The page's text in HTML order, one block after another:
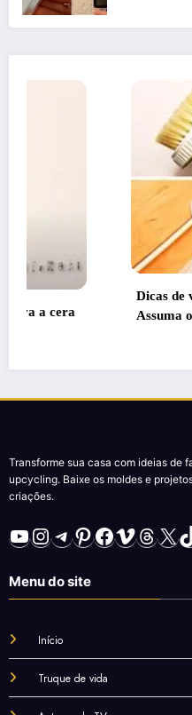
Dicas de vida de mestres
Assuma o controlo da sua
Transforme sua casa com ideias de
upcycling. Baixe os moldes e
criações.
YouTube
Instagram
Telegram
Pinterest
Facebook
Vimeo
X
Menu do site
Início
Truque de vida